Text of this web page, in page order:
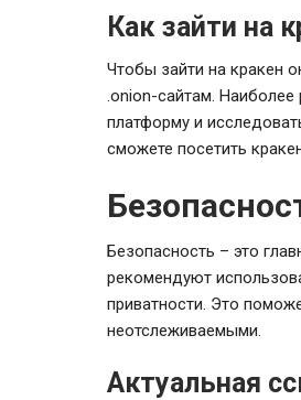
Как зайти на
Чтобы зайти на кракен
.onion-сайтам. Наиболее
платформу и
сможете посетить
Безопасность – это
рекомендуют
приватности. Это
неотслеживаемыми.
Актуальная